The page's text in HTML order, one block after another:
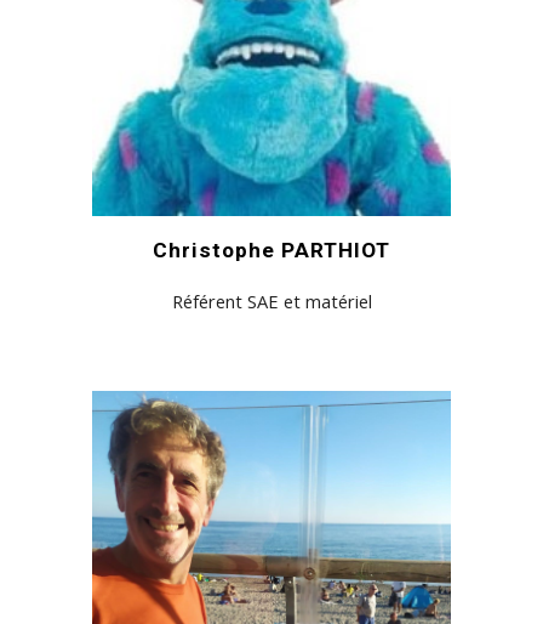
Christophe PARTHIOT
Référent SAE et matériel